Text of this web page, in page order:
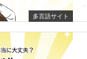
多言語サイト